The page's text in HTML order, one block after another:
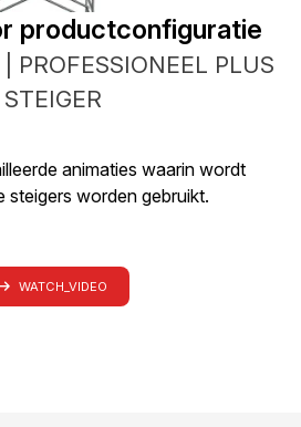
productconfiguratie
PROFESSIONEEL PLUS
STEIGER
animaties waarin wordt
steigers worden gebruikt.
WATCH_VIDEO